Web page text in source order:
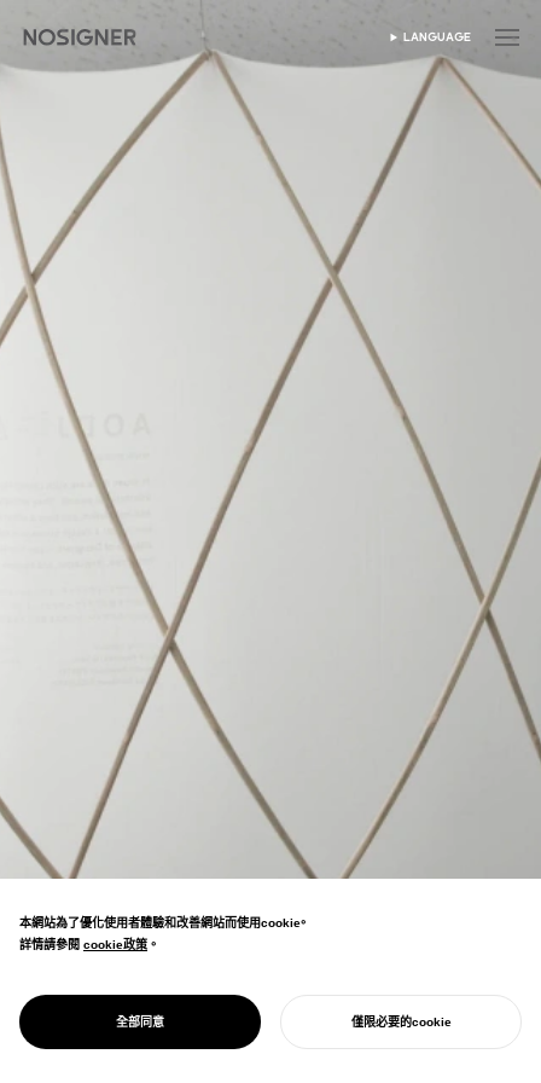
首頁 SELECT LANGUAGE
LANGUAGE
PROJECT
OBI
的張力構成12公尺的巨大螢幕。將日本人的設
計傳遞給世界的努力。
本網站為了優化使用者體驗和改善網站而使用cookie。
詳情請參閱 cookie政策
cookie政策 。
全部同意 僅限必要的cookie